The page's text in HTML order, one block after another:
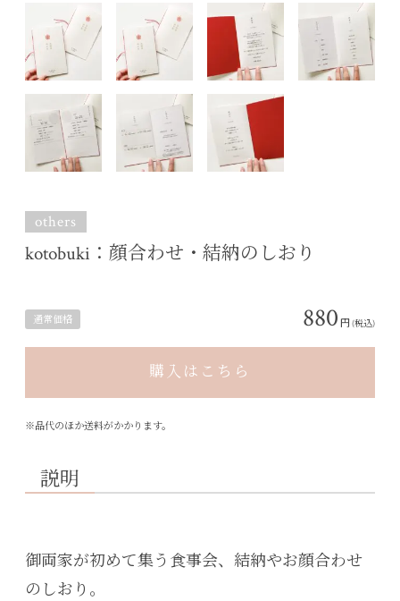
others
kotobuki：顔合わせ・結納のしおり
通常価格 880 円(税込)
購入はこちら
※品代のほか送料がかかります。
説明
御両家が初めて集う食事会、結納やお顔合わせ
のしおり。